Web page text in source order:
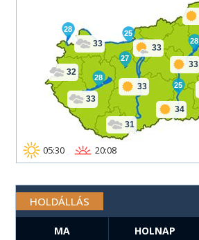
33
32
33
33
31
34
33
33
28
28
27
25
25
28
05:30 20:08
HOLDÁLLÁS
MA HOLNAP